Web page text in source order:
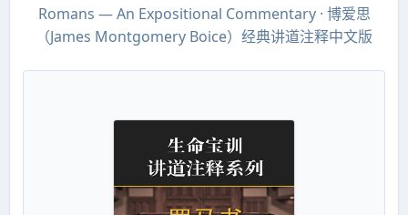
Romans — An Expositional Commentary · 博爱思
（James Montgomery Boice）经典讲道注释中文版